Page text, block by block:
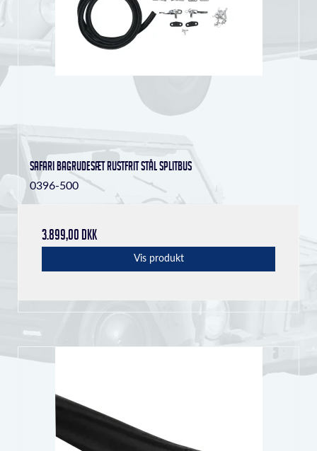
Safari bagrudesæt rustfrit stål splitbus
0396-500
3.899,00 DKK
Vis produkt